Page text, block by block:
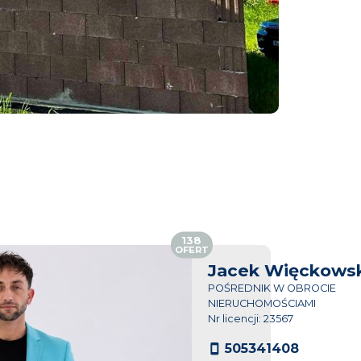
Jacek
POŚREDNIK W OBROCIE
NIERUCHOMOŚCIAMI
Nr licencji: 23567
505341408
138
OFERT